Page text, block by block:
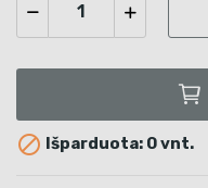
 Išparduota: 0 vnt.